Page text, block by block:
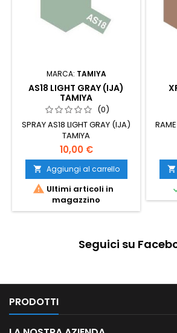
MARCA: TAMIYA
AS18 LIGHT GRAY (IJA)
TAMIYA
(0)
SPRAY AS18 LIGHT GRAY (IJA)
TAMIYA
10,00 €
 Aggiungi al carrello
 Ultimi articoli in
magazzino

Seguici su
PRODOTTI